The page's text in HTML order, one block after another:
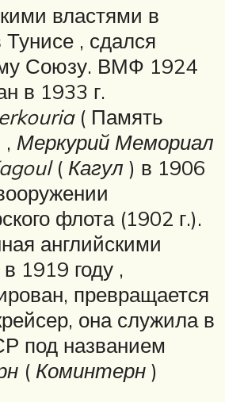
властями в
Тунисе , сдался
Союзу. ВМФ 1924
в 1933 г.
( Память
Меркурий Мемориал
( Кагул ) в 1906
флота (1902 г.).
английскими
1919 году ,
превращается
она служила в
под названием
( Коминтерн )